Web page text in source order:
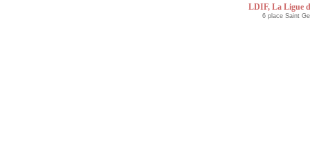
LDIF, La Ligue
6 place Saint